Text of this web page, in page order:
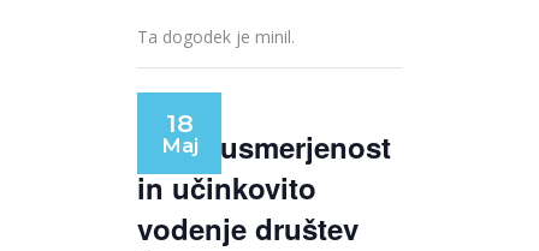
Ta dogodek je minil.
18
Maj
Tržna usmerjenost
in učinkovito
vodenje društev